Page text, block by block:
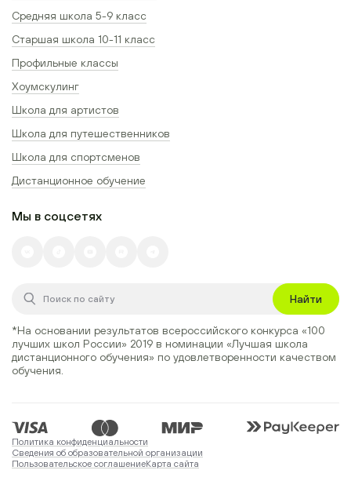
Средняя школа 5-9 класс
Старшая школа 10-11 класс
Профильные классы
Хоумскулинг
Школа для артистов
Школа для путешественников
Школа для спортсменов
Дистанционное обучение
Мы в соцсетях
Найти
*На основании результатов всероссийского конкурса «100
лучших школ России» 2019 в номинации «Лучшая школа
дистанционного обучения» по удовлетворенности качеством
обучения.
Политика конфиденциальности
Сведения об образовательной организации
Пользовательское соглашениеКарта сайта